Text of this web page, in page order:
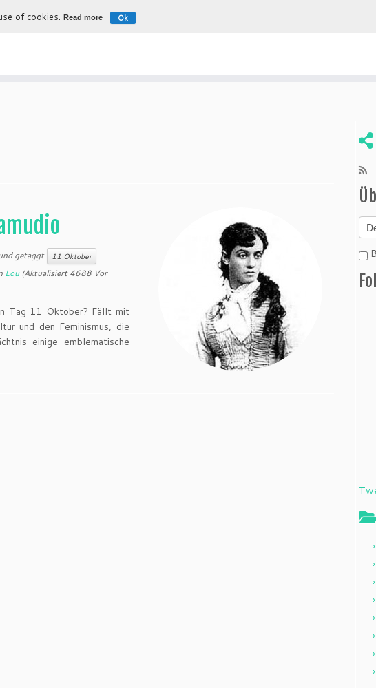
Die authentische Erfahrung nach Bolivien entdecken
getaggt
11 Oktober
Lou(Aktualisiert 4688 Vor
Tag 11 Oktober? Fällt mit
und den Feminismus, die
einige emblematische
of cookies.Read more Ok